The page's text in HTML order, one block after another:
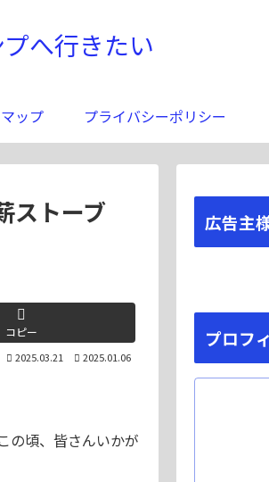
ップ プライバシーポリシー
ストーブ
コピー
2025.03.21 2025.01.06
の頃、皆さんいかが
広告主
プロフ